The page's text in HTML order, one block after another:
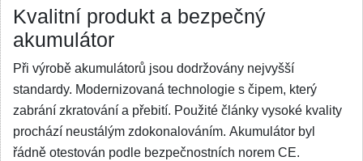
Kvalitní produkt a bezpečný
akumulátor
Při výrobě akumulátorů jsou dodržovány nejvyšší
standardy. Modernizovaná technologie s čipem, který
zabrání zkratování a přebití. Použité články vysoké kvality
prochází neustálým zdokonalováním. Akumulátor byl
řádně otestován podle bezpečnostních norem CE.